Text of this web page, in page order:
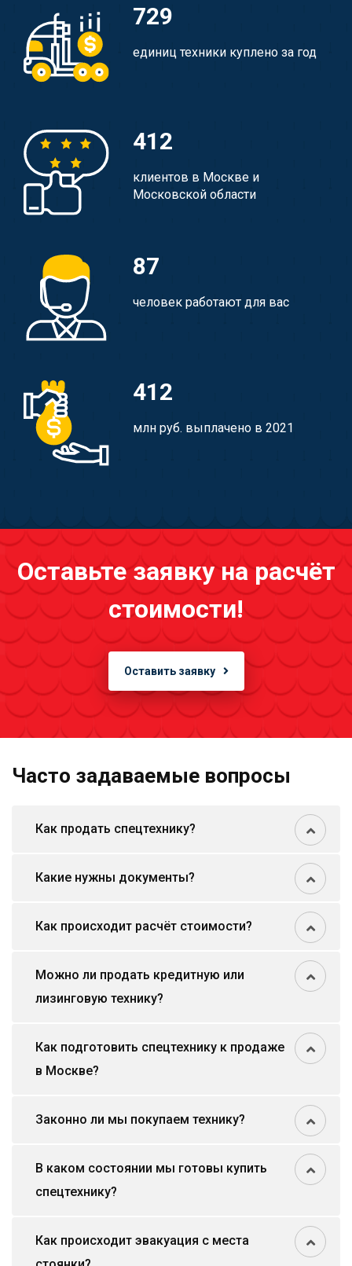
729
единиц техники куплено за год
412
клиентов в Москве и
Московской области
87
человек работают для вас
412
млн руб. выплачено в 2021
Оставьте заявку на расчёт
стоимости!
Оставить заявку
Часто задаваемые вопросы
Как продать спецтехнику?
Какие нужны документы?
Как происходит расчёт стоимости?
Можно ли продать кредитную или
лизинговую технику?
Как подготовить спецтехнику к продаже
в Москве?
Законно ли мы покупаем технику?
В каком состоянии мы готовы купить
спецтехнику?
Как происходит эвакуация с места